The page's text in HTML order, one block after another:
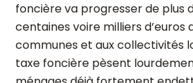
foncière va progresser de plus
centaines voire milliers d’euros
communes et aux collectivités
taxe foncière pèsent